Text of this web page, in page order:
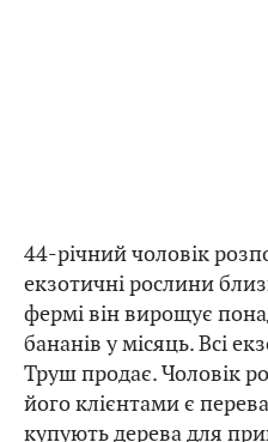
44-річний чоловік
екзотичні рослини
фермі він вирощує
бананів у місяць. Всі
Труш продає. Чоловік
його клієнтами є
купують дерева для